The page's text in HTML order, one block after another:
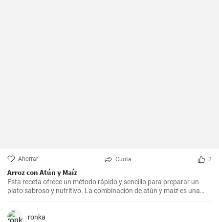
Ahorrar Cuota 2
Arroz con Atún y Maíz
Esta receta ofrece un método rápido y sencillo para preparar un
plato sabroso y nutritivo. La combinación de atún y maíz es una
excelente manera de agregar algo de proteína y color a nuestra
dieta diaria.
ronka